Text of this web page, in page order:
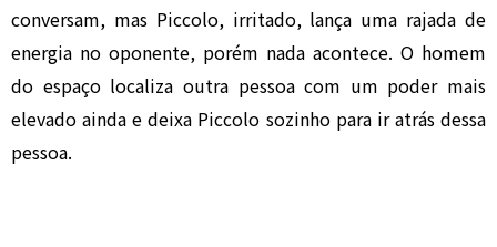
conversam, mas Piccolo, irritado, lança uma rajada de
energia no oponente, porém nada acontece. O homem
do espaço localiza outra pessoa com um poder mais
elevado ainda e deixa Piccolo sozinho para ir atrás dessa
pessoa.